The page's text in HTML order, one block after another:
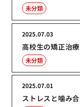
未分類
高校生の矯正治
2025.07.03
未分類
ストレスと噛み
2025.07.01